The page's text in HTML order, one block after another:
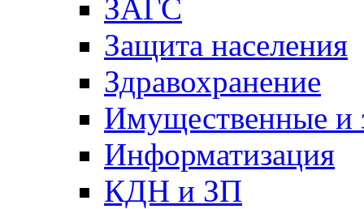
ЗАГС
Защита населения
Здравохранение
Имущественные и
Информатизация
КДН и ЗП